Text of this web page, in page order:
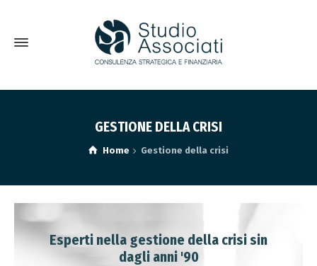
GESTIONE DELLA CRISI
Home Gestione della crisi
Esperti nella gestione della crisi sin
dagli anni '90